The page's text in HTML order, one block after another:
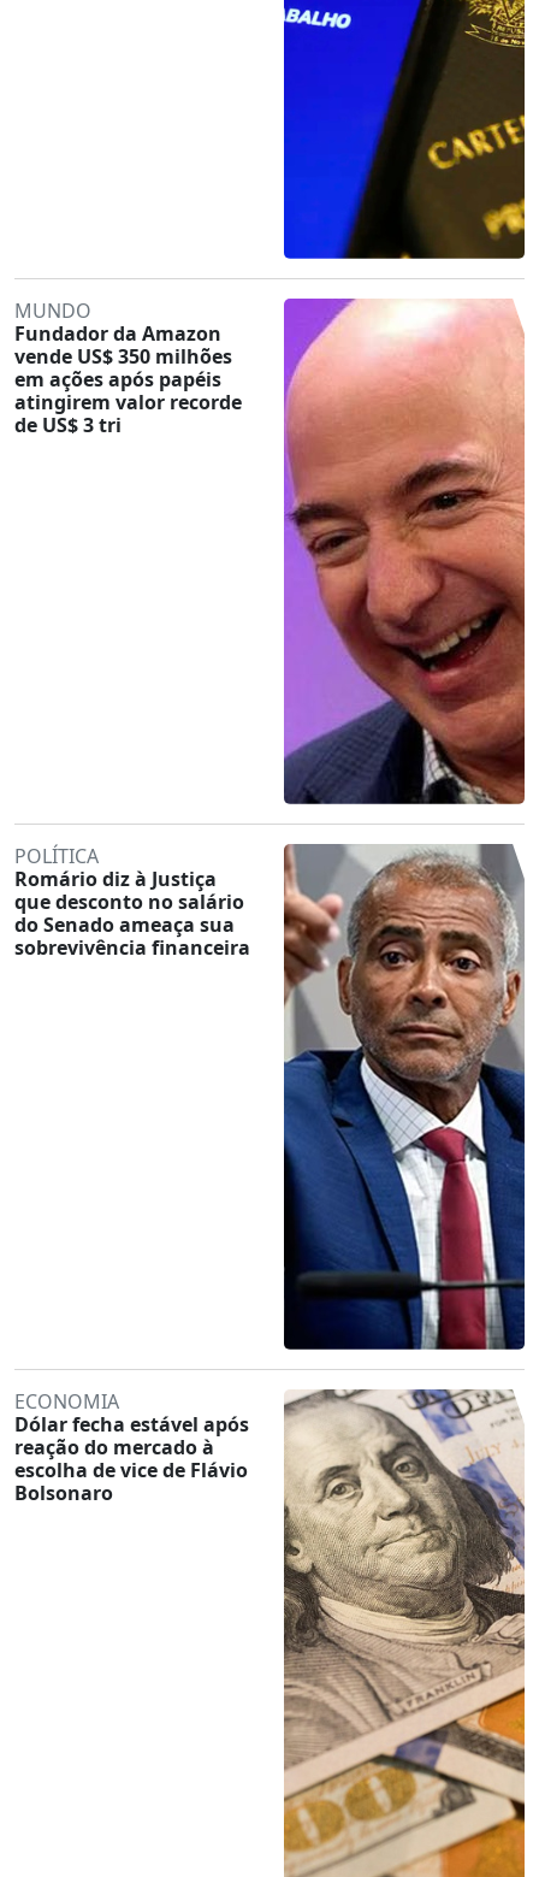
MUNDO
Fundador da Amazon
vende US$ 350 milhões
em ações após papéis
atingirem valor recorde
de US$ 3 tri
POLÍTICA
Romário diz à Justiça
que desconto no salário
do Senado ameaça sua
sobrevivência financeira
ECONOMIA
Dólar fecha estável após
reação do mercado à
escolha de vice de Flávio
Bolsonaro